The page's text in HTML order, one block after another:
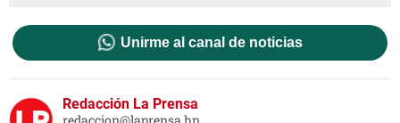
Unirme al canal de noticias
Redacción La Prensa